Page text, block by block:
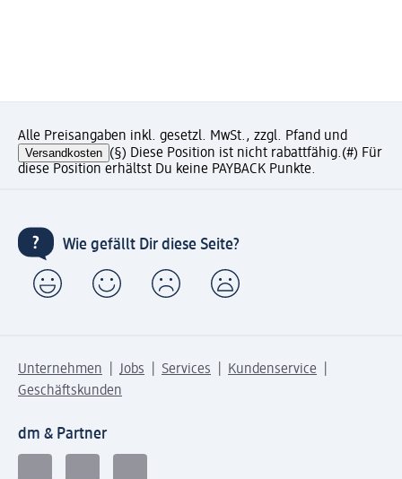
Alle Preisangaben inkl. gesetzl. MwSt., zzgl. Pfand und
Versandkosten (§) Diese Position ist nicht rabattfähig.(#) Für
diese Position erhältst Du keine PAYBACK Punkte.
Wie gefällt Dir diese Seite?
Unternehmen Jobs Services
Kundenservice
Geschäftskunden
dm & Partner